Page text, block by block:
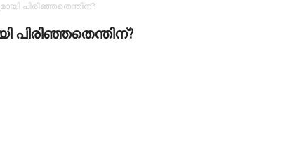
പിരിഞ്ഞതെന്തിന്?